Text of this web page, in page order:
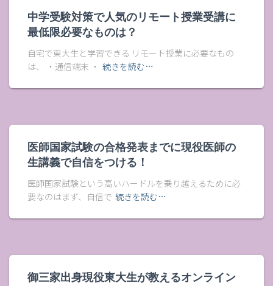
中学受験対策で人気のリモート授業受講に
最低限必要なものは？
自宅で東大生と学習できる リモート授業に必要なもの
は、 ・通信端末 ・ 続きを読む…
医師国家試験の合格発表までに現役医師の
生講義で自信をつける！
医師国家試験という高いハードルを乗り越えるために必
要なのはまず、自信で 続きを読む…
御三家出身現役東大生が教えるオンライン